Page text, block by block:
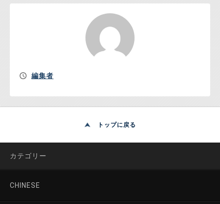
編集者
トップに戻る
カテゴリー
CHINESE